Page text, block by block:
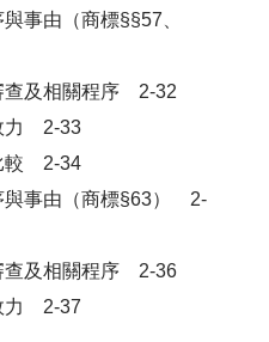
事由（商標§§57、
查及相關程序 2-32
力 2-33
較 2-34
與事由（商標§63） 2-
查及相關程序 2-36
力 2-37